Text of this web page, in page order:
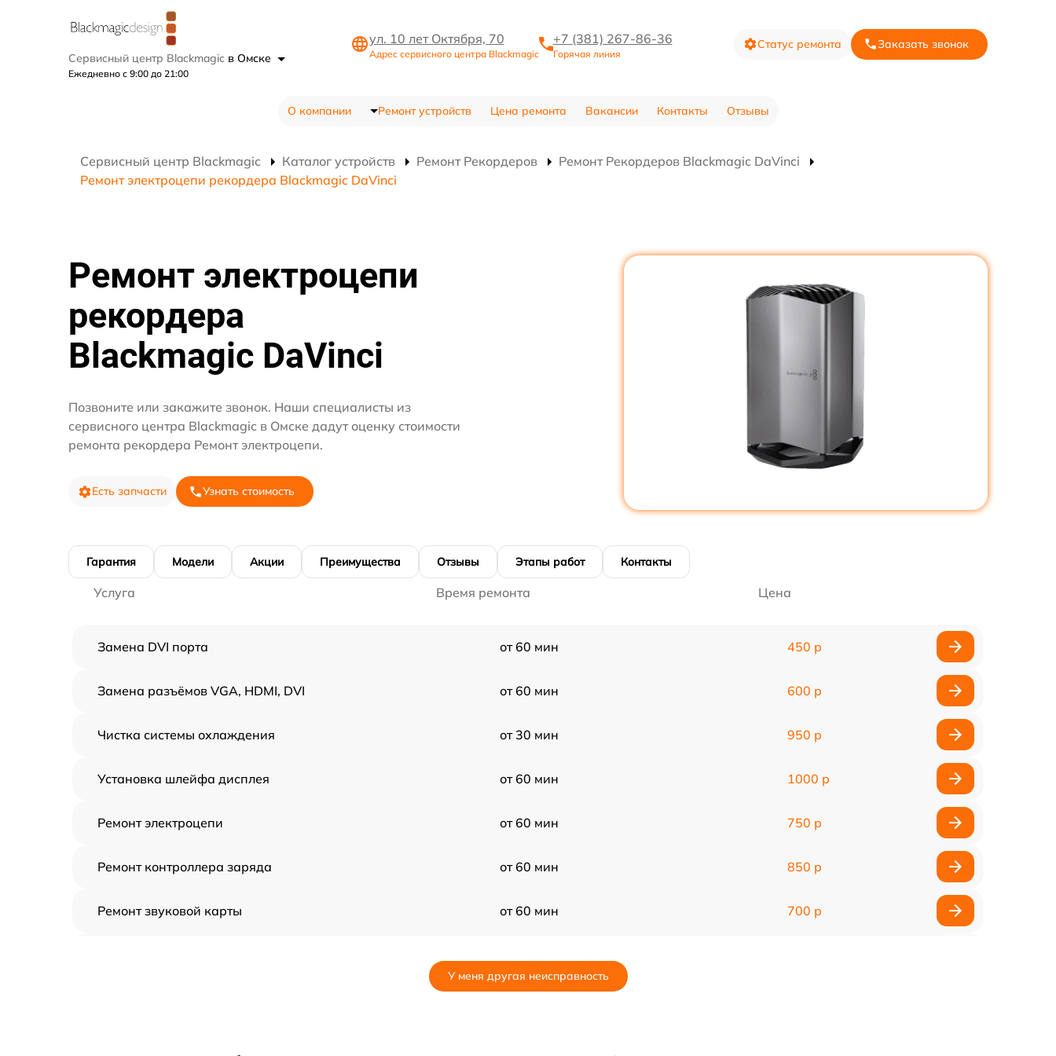
Сервисный центр Blackmagic в Омске
Ежедневно с 9:00 до 21:00
ул. 10 лет Октября, 70
Адрес сервисного центра Blackmagic
+7 (381) 267-86-36
Горячая линия
Статус ремонта Заказать звонок
О компании Ремонт устройств Цена ремонта Вакансии Контакты Отзывы
Сервисный центр Blackmagic Каталог устройств Ремонт Рекордеров
Ремонт Рекордеров Blackmagic DaVinci
Ремонт электроцепи рекордера Blackmagic DaVinci
Ремонт электроцепи
рекордера
Blackmagic DaVinci
Позвоните или закажите звонок. Наши специалисты из
сервисного центра Blackmagic в Омске дадут оценку стоимости
ремонта рекордера Ремонт электроцепи.
Есть запчасти Узнать стоимость
Гарантия Модели Акции Преимущества Отзывы Этапы работ Контакты
Услуга Время ремонта Цена
Замена DVI порта от 60 мин 450 р
Замена разъёмов VGA, HDMI, DVI от 60 мин 600 р
Чистка системы охлаждения от 30 мин 950 р
Установка шлейфа дисплея от 60 мин 1000 р
Ремонт электроцепи от 60 мин 750 р
Ремонт контроллера заряда от 60 мин 850 р
Ремонт звуковой карты от 60 мин 700 р
У меня другая неисправность